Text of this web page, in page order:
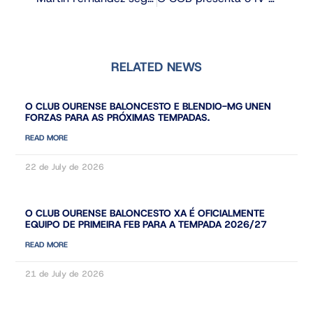
RELATED NEWS
O CLUB OURENSE BALONCESTO E BLENDIO-MG UNEN
FORZAS PARA AS PRÓXIMAS TEMPADAS.
READ MORE
22 de July de 2026
O CLUB OURENSE BALONCESTO XA É OFICIALMENTE
EQUIPO DE PRIMEIRA FEB PARA A TEMPADA 2026/27
READ MORE
21 de July de 2026